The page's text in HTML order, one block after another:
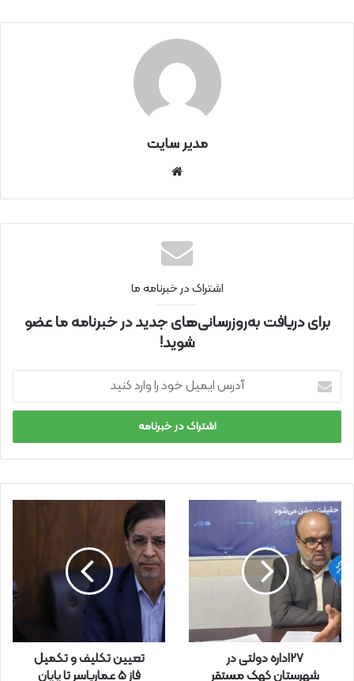
مدیر سایت
نتی
اشتراک در خبرنامه ما
برای دریافت به‌روزرسانی‌های جدید در خبرنامه ما عضو
شوید!
ر
ا
ی
ل
خ
د
ر
ا
و
ا
ر
27اداره دولتی در
شهرستان کهک مستقر
تعیین تکلیف و تکمیل
فاز ۵ عماریاسر تا پایان